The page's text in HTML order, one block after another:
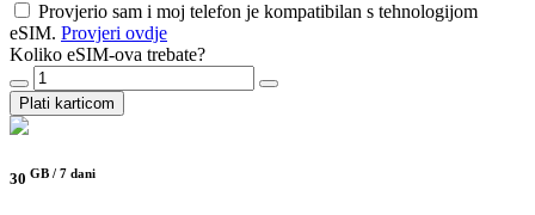
Provjerio sam i moj telefon je kompatibilan s tehnologijom
eSIM. Provjeri ovdje
Koliko eSIM-ova trebate?
Plati karticom
30 GB / 7 dani